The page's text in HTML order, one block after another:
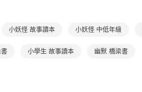
用戶於交易時
2.基於同意付款
※ 請注意：結帳
※ 交易是否成功
國內宅配/郵寄
小妖怪 故事讀本 小妖怪 中低年級
小學生 故事讀本 幽默 橋梁書